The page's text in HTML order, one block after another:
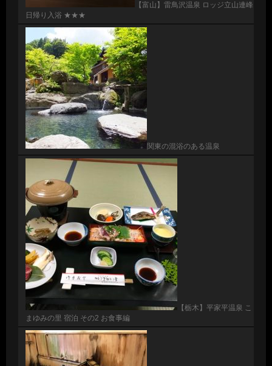
【富山】雷鳥沢温泉 ロッジ立山連峰
日帰り入浴 ★★★
関東の混浴のある温泉
【栃木】平家平温泉 こ
まゆみの里 宿泊 その2 お食事編